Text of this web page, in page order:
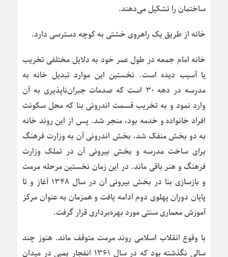
ساختمان را تشکیل می‌دهند.
خانه از طریق یک راهروی خشتی به کوچه دسترسی دارد.
خانه امام جمعه در طول عمر خود به دلایل مختلفی تخریب
یا آسیب دیده است. نخستین این موارد تبدیل خانه به
مدرسه در دهه ۳۰ است که صدمات جبران‌ناپذیری به آن
وارد نمود و به تخریب قسمت اندرونی بنا که محل سکونت
افراد خانواده و خدمه بود، منجر شد. پس از این روند خانه
به دو بخش منفک شد، بخش اندرونی آن به وزارت فرهنگ
برای ساخت مدرسه و بخش بیرونی آن در تملک وزارت
فرهنگ و هنر باقی ماند. در این زمان نخستین مرحله مرمت
و بازسازی بنا در بخش بیرونی آن در سال ۱۳۴۸ آغاز و تا
پایان دوران پهلوی دوم ادامه یافت و همزمان به عنوان مرکز
آموزش معماری سنتی مورد بهره‌برداری قرار گرفت.
با وقوع انقلاب اسلامی روند مرمت متوقف ماند. هنوز چند
سالی نگذشته بود که در سال ۱۳۶۱ انفجار بمبی در میدان